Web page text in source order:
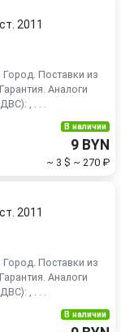
2011
Поставки из
Аналоги
, . . .
В наличии
9 BYN
~ 3 $ ~ 270 ₽
2011
Поставки из
Аналоги
, . . .
В наличии